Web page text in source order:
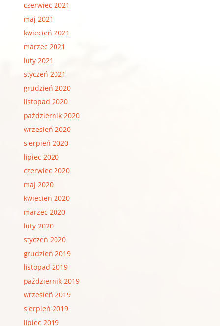
czerwiec 2021
maj 2021
kwiecień 2021
marzec 2021
luty 2021
styczeń 2021
grudzień 2020
listopad 2020
październik 2020
wrzesień 2020
sierpień 2020
lipiec 2020
czerwiec 2020
maj 2020
kwiecień 2020
marzec 2020
luty 2020
styczeń 2020
grudzień 2019
listopad 2019
październik 2019
wrzesień 2019
sierpień 2019
lipiec 2019